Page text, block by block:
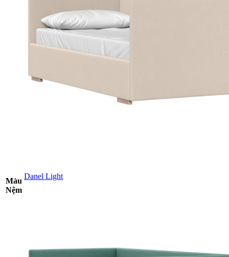
Màu
Nệm
Danel Light